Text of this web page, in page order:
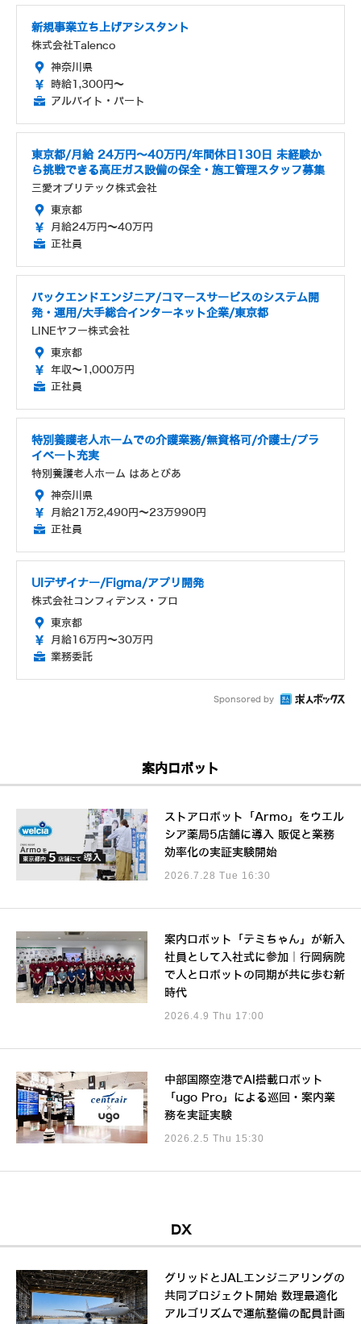
新規事業立ち上げアシスタント
株式会社Talenco
神奈川県
時給1,300円～
アルバイト・パート
東京都/月給 24万円〜40万円/年間休日130日 未経験か
ら挑戦できる高圧ガス設備の保全・施工管理スタッフ募集
三愛オブリテック株式会社
東京都
月給24万円～40万円
正社員
バックエンドエンジニア/コマースサービスのシステム開
発・運用/大手総合インターネット企業/東京都
LINEヤフー株式会社
東京都
年収～1,000万円
正社員
特別養護老人ホームでの介護業務/無資格可/介護士/プラ
イベート充実
特別養護老人ホーム はあとぴあ
神奈川県
月給21万2,490円～23万990円
正社員
UIデザイナー/Figma/アプリ開発
株式会社コンフィデンス・プロ
東京都
月給16万円～30万円
業務委託
Sponsored by
案内ロボット
ストアロボット「Armo」をウエル
シア薬局5店舗に導入 販促と業務
効率化の実証実験開始
2026.7.28 Tue 16:30
案内ロボット「テミちゃん」が新入
社員として入社式に参加｜行岡病院
で人とロボットの同期が共に歩む新
時代
2026.4.9 Thu 17:00
中部国際空港でAI搭載ロボット
「ugo Pro」による巡回・案内業
務を実証実験
2026.2.5 Thu 15:30
DX
グリッドとJALエンジニアリングの
共同プロジェクト開始 数理最適化
アルゴリズムで運航整備の配員計画